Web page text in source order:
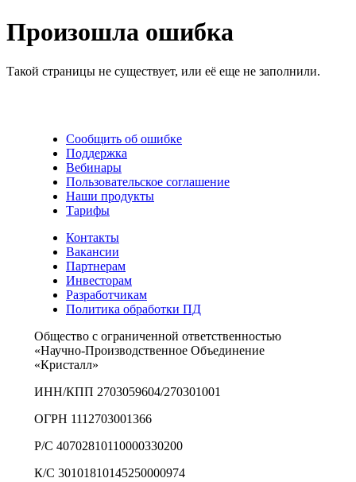
Произошла ошибка
Такой страницы не существует, или её еще не заполнили.
Сообщить об ошибке
Поддержка
Вебинары
Пользовательское соглашение
Наши продукты
Тарифы
Контакты
Вакансии
Партнерам
Инвесторам
Разработчикам
Политика обработки ПД
Общество с ограниченной ответственностью
«Научно-Производственное Объединение
«Кристалл»
ИНН/КПП 2703059604/270301001
ОГРН 1112703001366
Р/С 40702810110000330200
К/С 30101810145250000974